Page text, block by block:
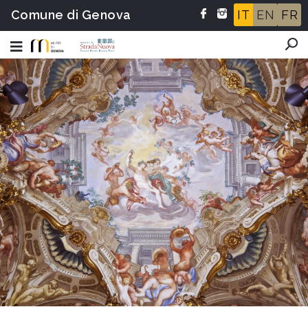
Comune di Genova IT EN FR